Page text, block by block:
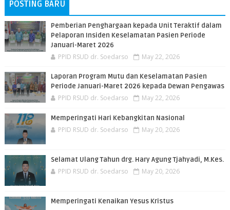
POSTING BARU
Pemberian Penghargaan kepada Unit Teraktif dalam
Pelaporan Insiden Keselamatan Pasien Periode
Januari-Maret 2026
PPID RSUD dr. Soedarso May 22, 2026
Laporan Program Mutu dan Keselamatan Pasien
Periode Januari-Maret 2026 kepada Dewan Pengawas
PPID RSUD dr. Soedarso May 22, 2026
Memperingati Hari Kebangkitan Nasional
PPID RSUD dr. Soedarso May 20, 2026
Selamat Ulang Tahun drg. Hary Agung Tjahyadi, M.Kes.
PPID RSUD dr. Soedarso May 20, 2026
Memperingati Kenaikan Yesus Kristus